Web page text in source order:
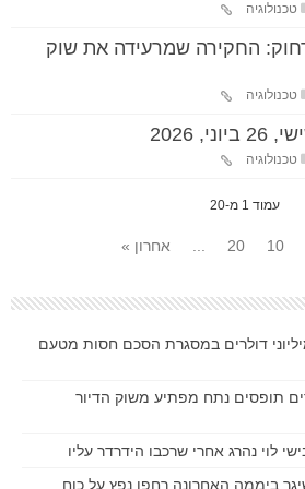
טכנולוגיה
החקירה שמרעידה את שוק
טכנולוגיה
2026
טכנולוגיה
עמוד 1 מ-20
10
20
... אחרון »
דולרים במסגרת הסכם חסות מטעם
תופסים נתח מפתיע משוק הדיור
לוי נהרג אחרי שרכבו הידרדר עליו
ביממה האחרונה רחפן נפץ על כוח